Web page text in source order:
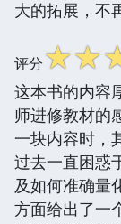
大的拓展，不
评分☆☆
这本书的内容
师进修教材的
一块内容时，
过去一直困惑
及如何准确量
方面给出了一